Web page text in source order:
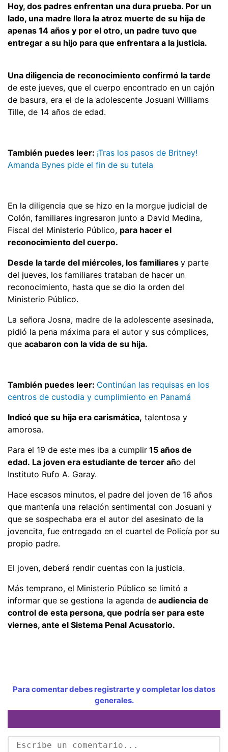
Hoy, dos padres enfrentan una dura prueba. Por un
lado, una madre llora la atroz muerte de su hija de
apenas 14 años y por el otro, un padre tuvo que
entregar a su hijo para que enfrentara a la justicia.
Una diligencia de reconocimiento confirmó la tarde
de este jueves, que el cuerpo encontrado en un cajón
de basura, era el de la adolescente Josuani Williams
Tille, de 14 años de edad.
También puedes leer: ¡Tras los pasos de Britney!
Amanda Bynes pide el fin de su tutela
En la diligencia que se hizo en la morgue judicial de
Colón, familiares ingresaron junto a David Medina,
Fiscal del Ministerio Público, para hacer el
reconocimiento del cuerpo.
Desde la tarde del miércoles, los familiares y parte
del jueves, los familiares trataban de hacer un
reconocimiento, hasta que se dio la orden del
Ministerio Público.
La señora Josna, madre de la adolescente asesinada,
pidió la pena máxima para el autor y sus cómplices,
que acabaron con la vida de su hija.
También puedes leer: Continúan las requisas en los
centros de custodia y cumplimiento en Panamá
Indicó que su hija era carismática, talentosa y
amorosa.
Para el 19 de este mes iba a cumplir 15 años de
edad. La joven era estudiante de tercer año del
Instituto Rufo A. Garay.
Hace escasos minutos, el padre del joven de 16 años
que mantenía una relación sentimental con Josuani y
que se sospechaba era el autor del asesinato de la
jovencita, fue entregado en el cuartel de Policía por su
propio padre.
El joven, deberá rendir cuentas con la justicia.
Más temprano, el Ministerio Público se limitó a
informar que se gestiona la agenda de audiencia de
control de esta persona, que podría ser para este
viernes, ante el Sistema Penal Acusatorio.
Para comentar debes registrarte y completar los datos
generales.